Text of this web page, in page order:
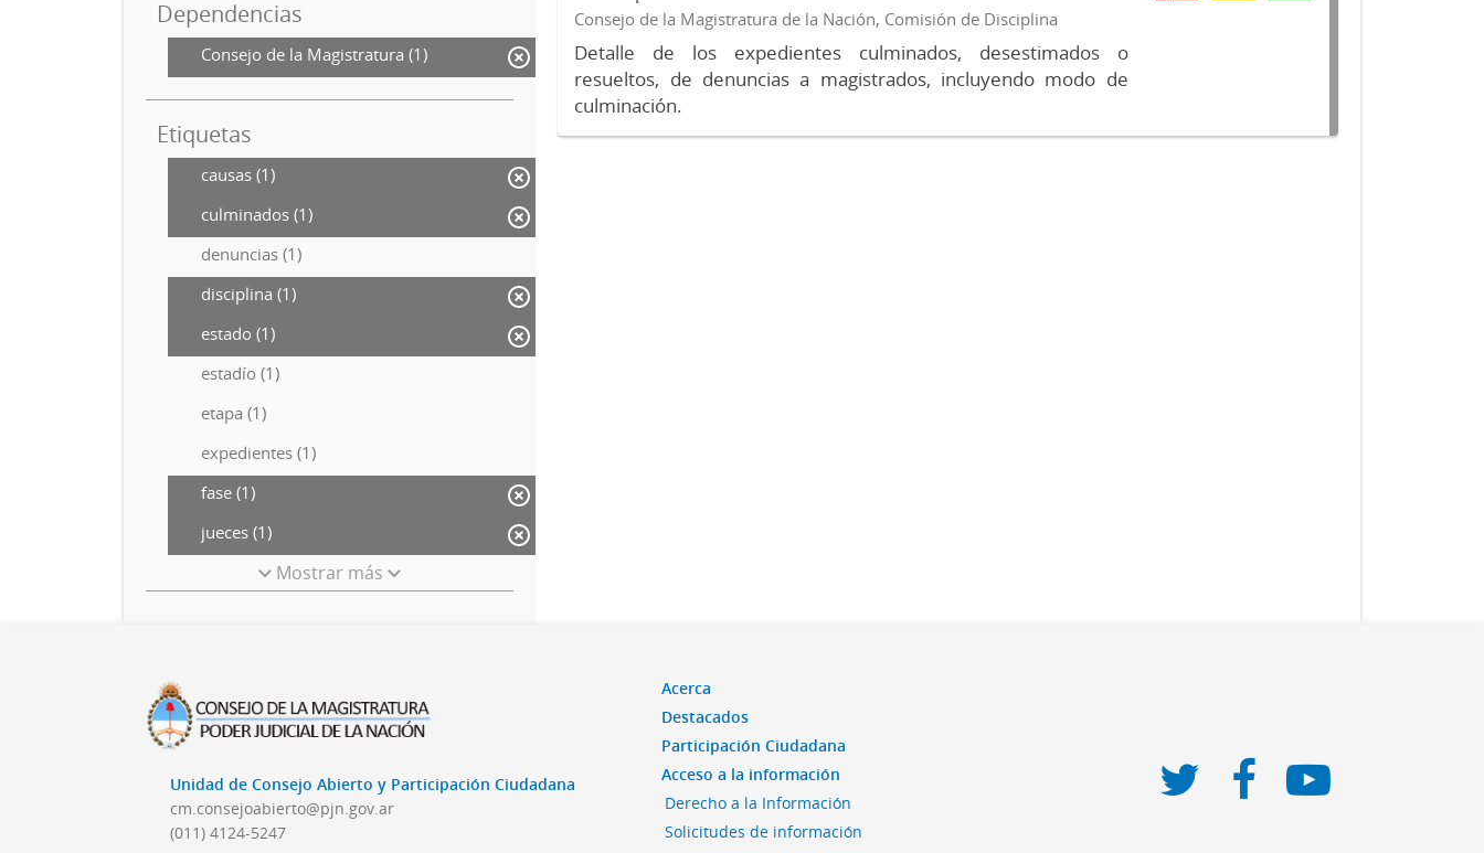
Dependencias
Consejo de la Magistratura (1)
Etiquetas
causas (1)
culminados (1)
denuncias (1)
disciplina (1)
estado (1)
estadío (1)
etapa (1)
expedientes (1)
fase (1)
jueces (1)
Mostrar más
Consejo de la Magistratura de la Nación, Comisión de Disciplina
Detalle de los expedientes culminados, desestimados o
resueltos, de denuncias a magistrados, incluyendo modo de
culminación.
Unidad de Consejo Abierto y Participación Ciudadana
cm.consejoabierto@pjn.gov.ar
(011) 4124-5247
Acerca
Destacados
Participación Ciudadana
Acceso a la información
Derecho a la Información
Solicitudes de información